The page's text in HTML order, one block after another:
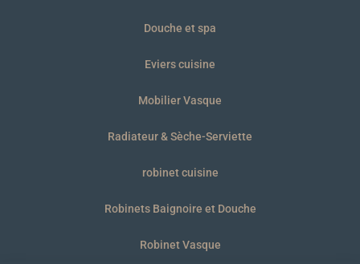
Douche et spa
Eviers cuisine
Mobilier Vasque
Radiateur & Sèche-Serviette
robinet cuisine
Robinets Baignoire et Douche
Robinet Vasque